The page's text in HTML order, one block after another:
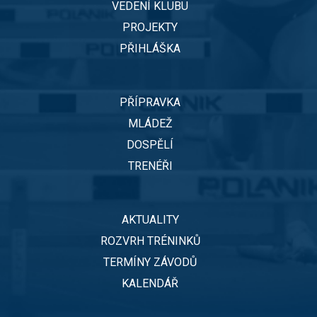
VEDENÍ KLUBU
PROJEKTY
PŘIHLÁŠKA
PŘÍPRAVKA
MLÁDEŽ
DOSPĚLÍ
TRENÉŘI
AKTUALITY
ROZVRH TRÉNINKŮ
TERMÍNY ZÁVODŮ
KALENDÁŘ